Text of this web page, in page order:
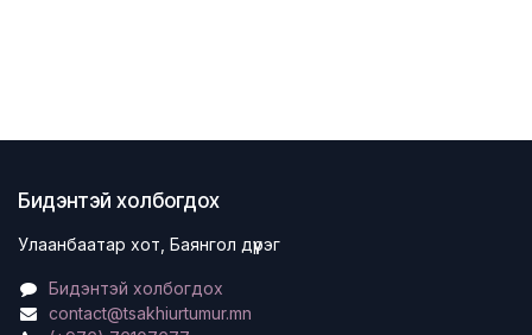
Бидэнтэй холбогдох
Улаанбаатар хот, Баянгол дүүрэг
Бидэнтэй холбогдох
contact@tsakhiurtumur.mn